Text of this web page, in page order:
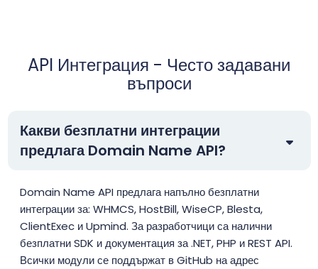
API Интеграция - Често задавани
въпроси
Какви безплатни интеграции
предлага Domain Name API?
Domain Name API предлага напълно безплатни
интеграции за: WHMCS, HostBill, WiseCP, Blesta,
ClientExec и Upmind. За разработчици са налични
безплатни SDK и документация за .NET, PHP и REST API.
Всички модули се поддържат в GitHub на адрес